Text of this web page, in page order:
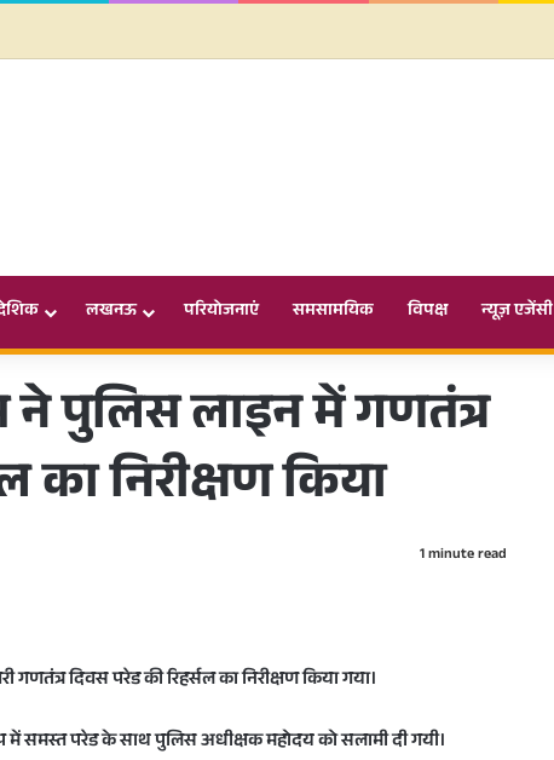
लखनऊ परियोजनाएं समसामयिक विपक्ष न्यूज़ एजेंसी
पुलिस लाइन में गणतंत्र
का निरीक्षण किया
1 minute read
दिवस परेड की रिहर्सल का निरीक्षण किया गया।
में समस्त परेड के साथ पुलिस अधीक्षक महोदय को सलामी दी गयी।